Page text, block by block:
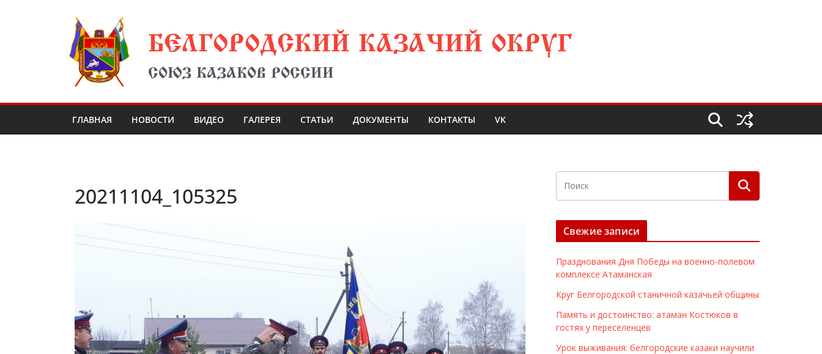
БЕЛГОРОДСКИЙ КАЗАЧИЙ ОКРУГ
СОЮЗ КАЗАКОВ РОССИИ
ГЛАВНАЯ НОВОСТИ ВИДЕО ГАЛЕРЕЯ СТАТЬИ ДОКУМЕНТЫ КОНТАКТЫ VK
20211104_105325
Свежие записи
Празднования Дня Победы на военно-полевом
комплексе Атаманская
Круг Белгородской станичной казачьей общины
Память и достоинство: атаман Костюков в
гостях у переселенцев
Урок выживания: белгородские казаки научили